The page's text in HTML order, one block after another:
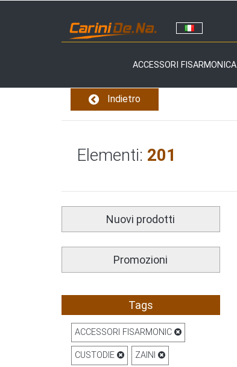
ACCESSORI FISARMONICA
Indietro
Elementi: 201
Nuovi prodotti
Promozioni
Tags
ACCESSORI FISARMONIC
CUSTODIE ZAINI